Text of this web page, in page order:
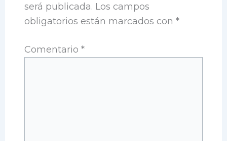
será publicada. Los campos
obligatorios están marcados con*
Comentario*